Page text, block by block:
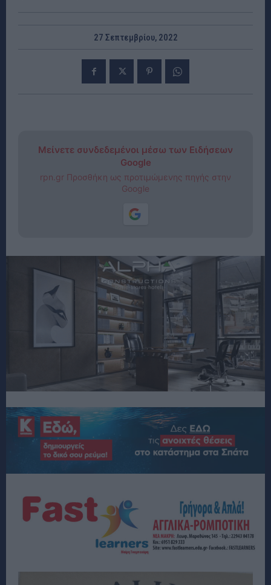
27 Σεπτεμβρίου, 2022
Μείνετε συνδεδεμένοι μέσω των Ειδήσεων
Google
rpn.gr Προσθήκη ως προτιμώμενης πηγής στην
Google